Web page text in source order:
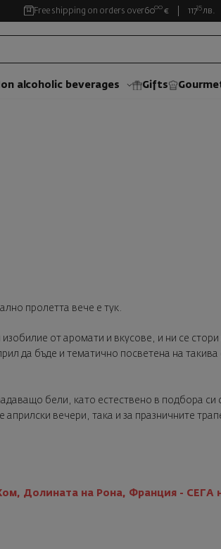
Free shipping on orders over6000 € 11735 лв.
alcoholic beverages Gifts
пролетта вече е тук.
от аромати и вкусове, и ни се стори
да бъде и тематично посветена на такива
бели, като естествено в подбора си
вечери, така и за празничните
Долината на Рона, Франция - СЕГА